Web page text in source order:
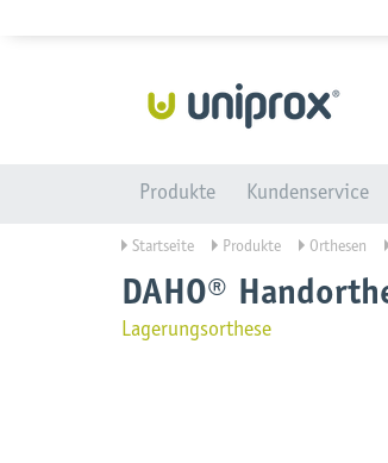
Produkte Kundenservice
Startseite Produkte Orthesen
DAHO®
Lagerungsorthese